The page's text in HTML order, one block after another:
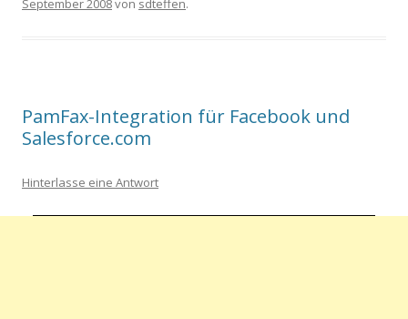
September 2008von sdteffen.
PamFax-Integration für Facebook und
Salesforce.com
Hinterlasse eine Antwort